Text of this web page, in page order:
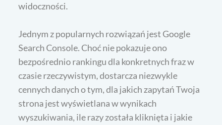
widoczności.
Jednym z popularnych rozwiązań jest Google
Search Console. Choć nie pokazuje ono
bezpośrednio rankingu dla konkretnych fraz w
czasie rzeczywistym, dostarcza niezwykle
cennych danych o tym, dla jakich zapytań Twoja
strona jest wyświetlana w wynikach
wyszukiwania, ile razy została kliknięta i jakie